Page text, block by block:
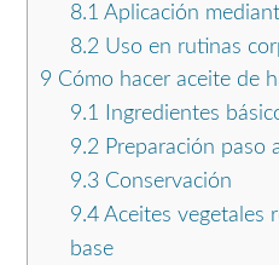
8.1 Aplicación
8.2Uso en rutinas
9 Cómo hacer aceite de
9.1 Ingredientes
9.2Preparación paso
9.3Conservación
9.4Aceites vegetales
base